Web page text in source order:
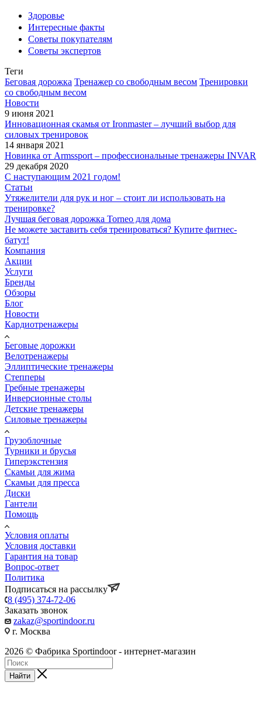
Здоровье
Интересные факты
Советы покупателям
Советы экспертов
Теги
Беговая дорожка Тренажер со свободным весом Тренировки
со свободным весом
Новости
9 июня 2021
Инновационная скамья от Ironmaster – лучший выбор для
силовых тренировок
14 января 2021
Новинка от Armssport – профессиональные тренажеры INVAR
29 декабря 2020
С наступающим 2021 годом!
Статьи
Утяжелители для рук и ног – стоит ли использовать на
тренировке?
Лучшая беговая дорожка Torneo для дома
Не можете заставить себя тренироваться? Купите фитнес-
батут!
Компания
Акции
Услуги
Бренды
Обзоры
Блог
Новости
Кардиотренажеры
Беговые дорожки
Велотренажеры
Эллиптические тренажеры
Степперы
Гребные тренажеры
Инверсионные столы
Детские тренажеры
Силовые тренажеры
Грузоблочные
Турники и брусья
Гиперэкстензия
Скамьи для жима
Скамьи для пресса
Диски
Гантели
Помощь
Условия оплаты
Условия доставки
Гарантия на товар
Вопрос-ответ
Политика
Подписаться на рассылку
8 (495) 374-72-06
Заказать звонок
zakaz@sportindoor.ru
г. Москва
2026 © Фабрика Sportindoor - интернет-магазин
Найти